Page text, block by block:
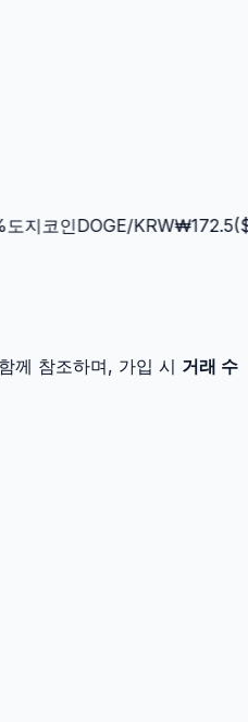
지코인DOGE/KRW₩172.5($
께 참조하며, 가입 시 거래 수